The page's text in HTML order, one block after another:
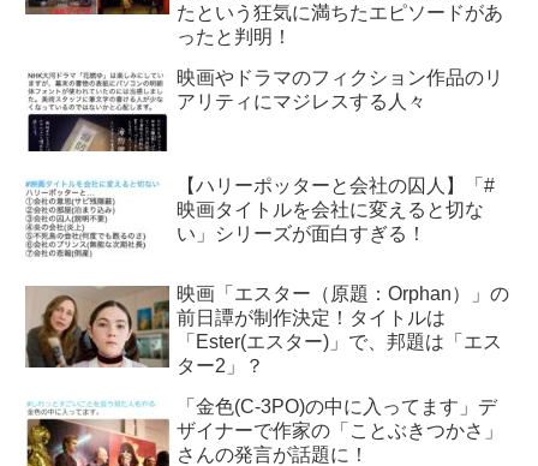
たという狂気に満ちたエピソードがあ
ったと判明！
映画やドラマのフィクション作品のリ
アリティにマジレスする人々
【ハリーポッターと会社の囚人】「#
映画タイトルを会社に変えると切な
い」シリーズが面白すぎる！
映画「エスター（原題：Orphan）」の
前日譚が制作決定！タイトルは
「Ester(エスター)」で、邦題は「エス
ター2」？
「金色(C-3PO)の中に入ってます」デ
ザイナーで作家の「ことぶきつかさ」
さんの発言が話題に！